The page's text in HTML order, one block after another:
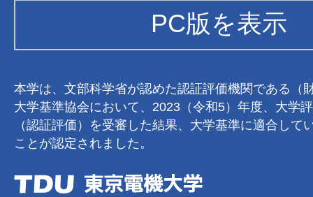
PC版を表示
本学は、文部科学省が認めた認証評価機関である（
大学基準協会において、2023（令和5）年度、大学
（認証評価）を受審した結果、大学基準に適合して
ことが認定されました。